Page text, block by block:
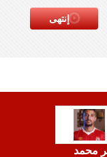
إنتهى
محمد